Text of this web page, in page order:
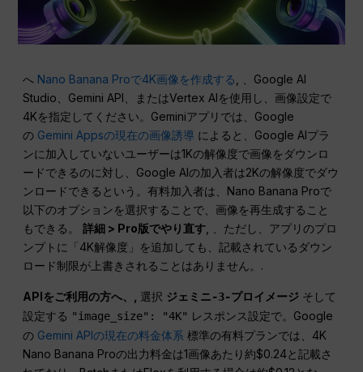
へ Nano Banana Proで4K画像を作成する
, 、Google AI
Studio、Gemini API、またはVertex AIを使用し、画像設定で
4Kを指定してください。Geminiアプリでは、Google
の Gemini Appsの現在の画像誘導 によると、Google AIプラ
ンに加入していないユーザーは1Kの解像度で画像をダウンロ
ードできるのに対し、Google AIの加入者は2Kの解像度でダウ
ンロードできるという。有料加入者は、Nano Banana Proで
以下のオプションを選択することで、画像を再生成すること
もできる。詳細 > Pro版でやり直す , 、ただし、アプリのプロ
ンプトに「4K解像度」を追加しても、記載されているダウン
ロード制限が上書きされることはありません。.
APIをご利用の方へ、, 選択 ジェミニ-3-プロイメージ そして
設定する "image_size": "4K" レスポンス設定で。Google
の Gemini APIの現在の料金体系 標準の有料プランでは、4K
Nano Banana Proの出力料金は1画像あたり約$0.24と記載さ